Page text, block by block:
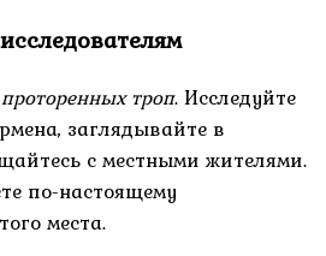
троп. Исследуйте
заглядывайте в
с местными жителями.
по-настоящему
места.